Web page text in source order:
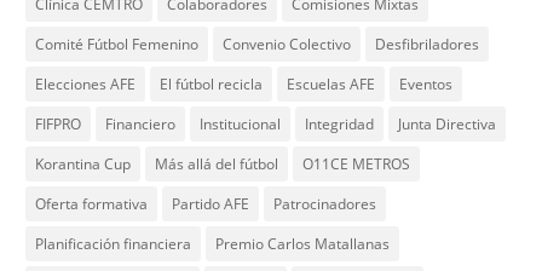
Comité Fútbol Femenino
Convenio Colectivo
Desfibriladores
Elecciones AFE
El fútbol recicla Escuelas AFE
Eventos
FIFPRO
Financiero Institucional Integridad
Junta Directiva
Korantina Cup
Más allá del fútbol
O11CE METROS
Oferta formativa
Partido AFE
Patrocinadores
Planificación financiera
Premio Carlos Matallanas